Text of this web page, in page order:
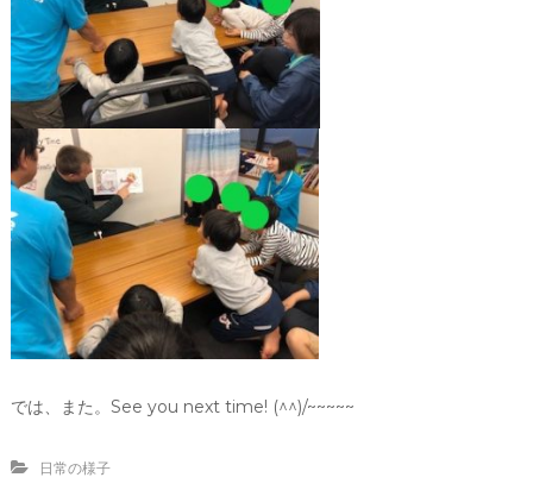
では、また。See you next time! (^^)/~~~~~
日常の様子